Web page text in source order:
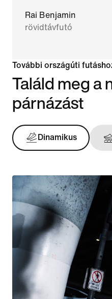
Rai Benjamin
rövidtávfutó
További országúti
Találd meg a
párnázást
Dinamikus